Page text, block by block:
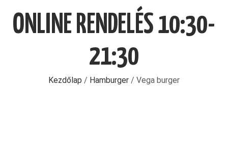
ONLINE RENDELÉS 10:30-
21:30
Kezdőlap / Hamburger / Vega burger